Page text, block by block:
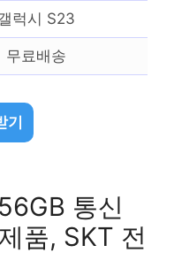
럭시 S23
무료배송
기
통신
품, SKT 전